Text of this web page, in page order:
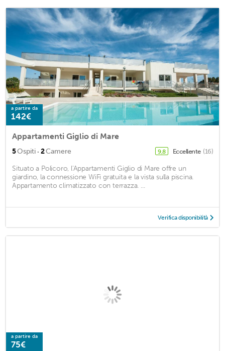
a partire da
142€
Appartamenti Giglio di Mare
5Ospiti · 2Camere 9,8 Eccellente (16)
Situato a Policoro, l'Appartamenti Giglio di Mare offre un
giardino, la connessione WiFi gratuita e la vista sulla piscina.
Appartamento climatizzato con terrazza. ...
Verifica disponibilità
a partire da
75€